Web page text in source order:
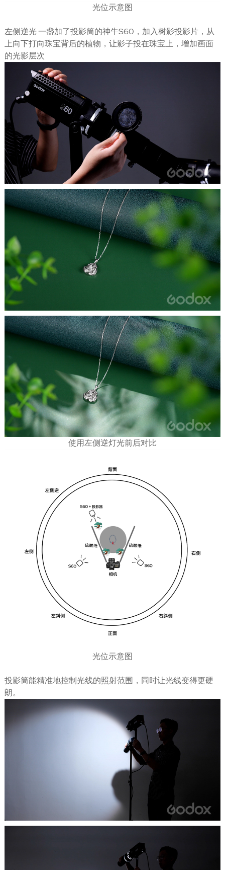
光位示意图
左侧逆光 一盏加了投影筒的神牛S60，加入树影投影片，从
上向下打向珠宝背后的植物，让影子投在珠宝上，增加画面
的光影层次
使用左侧逆灯光前后对比
光位示意图
投影筒能精准地控制光线的照射范围，同时让光线变得更硬
朗。